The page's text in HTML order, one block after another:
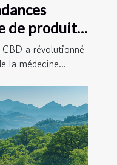
de produits
a révolutionné
la médecine...